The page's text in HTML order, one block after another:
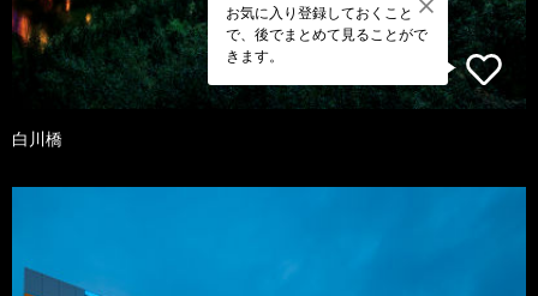
お気に入り登録しておくこと
で、後でまとめて見ることがで
きます。
白川橋